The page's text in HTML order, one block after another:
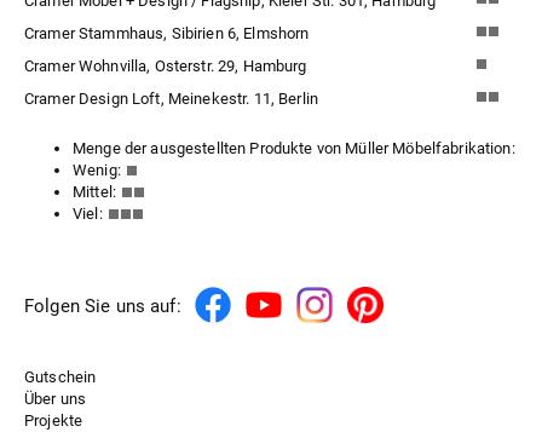
Cramer Stammhaus, Sibirien 6, Elmshorn
Cramer Wohnvilla, Osterstr. 29, Hamburg
Cramer Design Loft, Meinekestr. 11, Berlin
Menge der ausgestellten Produkte von Müller Möbelfabrikation:
Wenig:
Mittel:
Viel:
Folgen Sie uns auf:
Gutschein
Über uns
Projekte